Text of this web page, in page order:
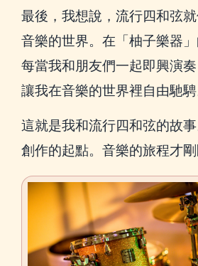
最後，我想說，流行四和弦
音樂的世界。在「柚子樂器
每當我和朋友們一起即興演
讓我在音樂的世界裡自由馳騁
這就是我和流行四和弦的故
創作的起點。音樂的旅程才